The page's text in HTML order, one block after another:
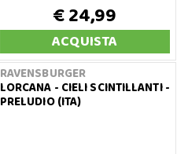
€ 24,99
ACQUISTA
RAVENSBURGER
LORCANA - CIELI SCINTILLANTI -
PRELUDIO (ITA)